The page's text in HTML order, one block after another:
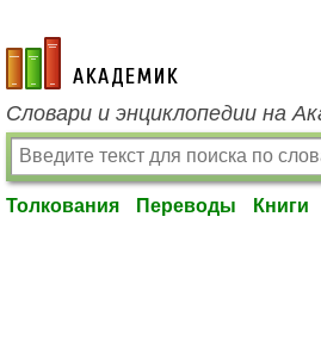
academic.ru
Словари и энциклопедии на
Толкования Переводы Книги